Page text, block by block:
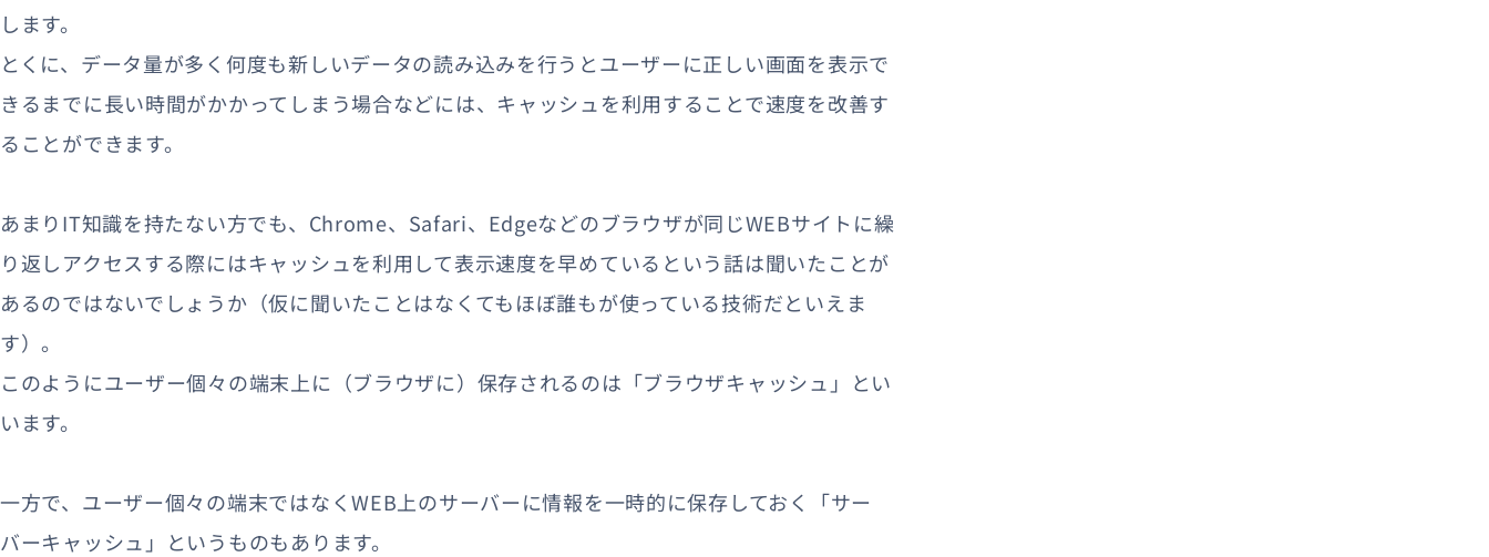
します。
とくに、データ量が多く何度も新しいデータの読み込みを行うとユーザーに正しい画面を表示で
きるまでに長い時間がかかってしまう場合などには、キャッシュを利用することで速度を改善す
ることができます。
あまりIT知識を持たない方でも、Chrome、Safari、Edgeなどのブラウザが同じWEBサイトに繰
り返しアクセスする際にはキャッシュを利用して表示速度を早めているという話は聞いたことが
あるのではないでしょうか（仮に聞いたことはなくてもほぼ誰もが使っている技術だといえま
す）。
このようにユーザー個々の端末上に（ブラウザに）保存されるのは「ブラウザキャッシュ」とい
います。
一方で、ユーザー個々の端末ではなくWEB上のサーバーに情報を一時的に保存しておく「サー
バーキャッシュ」というものもあります。